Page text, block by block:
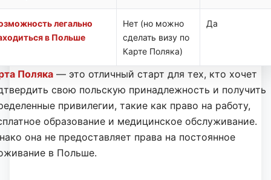
легально
в Польше
Нет (но можно
сделать визу по
Карте Поляка)
Да
Поляка— это отличный старт для тех, кто хочет
свою польскую принадлежность и получить
привилегии, такие как право на работу,
образование и медицинское обслуживание.
она не предоставляет права на постоянное
в Польше.